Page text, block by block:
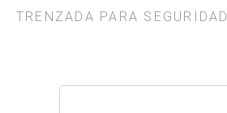
TRENZADA PARA SEGURIDAD